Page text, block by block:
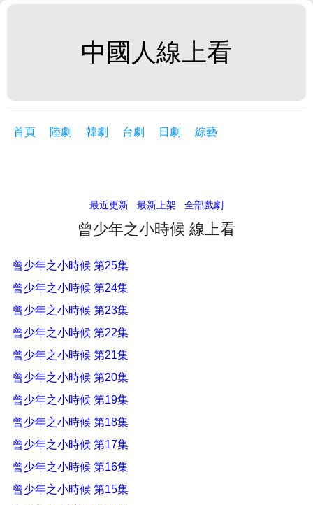
中國人線上看
首頁 陸劇 韓劇 台劇 日劇 綜藝
最近更新 最新上架 全部戲劇
曾少年之小時候 線上看
曾少年之小時候 第25集
曾少年之小時候 第24集
曾少年之小時候 第23集
曾少年之小時候 第22集
曾少年之小時候 第21集
曾少年之小時候 第20集
曾少年之小時候 第19集
曾少年之小時候 第18集
曾少年之小時候 第17集
曾少年之小時候 第16集
曾少年之小時候 第15集